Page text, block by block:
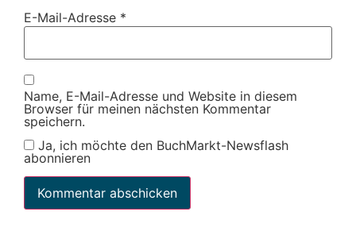
E-Mail-Adresse *
Name, E-Mail-Adresse und Website in diesem
Browser für meinen nächsten Kommentar
speichern.
Ja, ich möchte den BuchMarkt-Newsflash
abonnieren